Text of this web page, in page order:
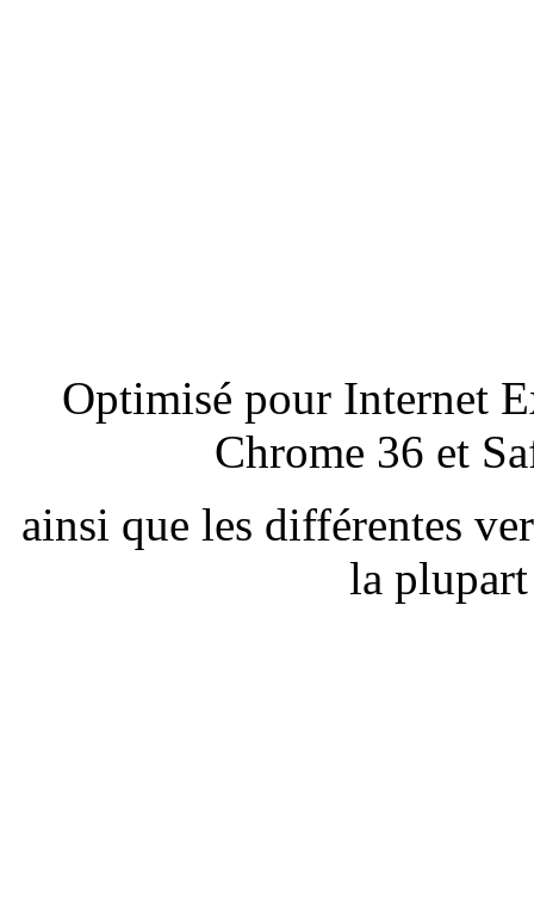
Optimisé pour Internet
Chrome 36 et
ainsi que les différentes
la